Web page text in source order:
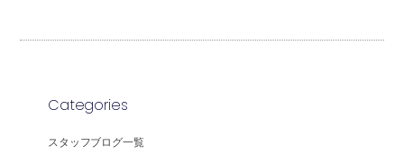
Categories
スタッフブログ一覧